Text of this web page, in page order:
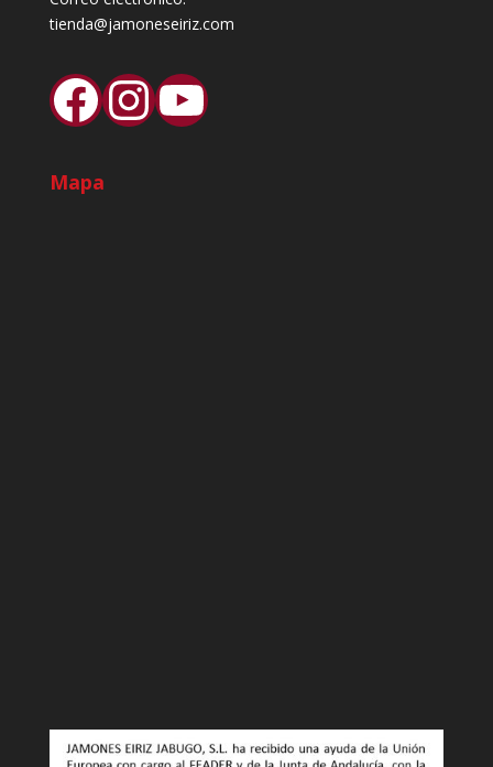
tienda@jamoneseiriz.com
Facebook
Instagram
YouTube
Mapa